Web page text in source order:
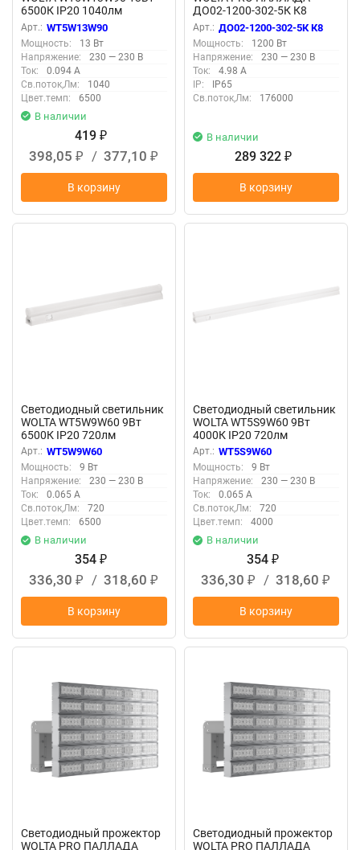
6500К IP20 1040лм
соединяемый в линию
Арт.: WT5W13W90
Мощность:
13 Вт
Напряжение:
230 — 230 В
Ток:
0.094 А
Св.поток,Лм:
1040
Цвет.темп:
6500
В наличии
419 ₽
398,05 ₽ / 377,10 ₽
В корзину
ДО02-1200-302-5К К8
Прозрачный
Арт.: ДО02-1200-302-5К К8
Мощность:
1200 Вт
Напряжение:
230 — 230 В
Ток:
4.98 А
IP:
IP65
Св.поток,Лм:
176000
В наличии
289 322 ₽
В корзину
Светодиодный светильник
WOLTA WT5W9W60 9Вт
6500К IP20 720лм
соединяемый в линию
Арт.: WT5W9W60
Мощность:
9 Вт
Напряжение:
230 — 230 В
Ток:
0.065 А
Св.поток,Лм:
720
Цвет.темп:
6500
В наличии
354 ₽
336,30 ₽ / 318,60 ₽
В корзину
Светодиодный светильник
WOLTA WT5S9W60 9Вт
4000К IP20 720лм
соединяемый в линию
Арт.: WT5S9W60
Мощность:
9 Вт
Напряжение:
230 — 230 В
Ток:
0.065 А
Св.поток,Лм:
720
Цвет.темп:
4000
В наличии
354 ₽
336,30 ₽ / 318,60 ₽
В корзину
Светодиодный прожектор
WOLTA PRO ПАЛЛАДА
Светодиодный прожектор
WOLTA PRO ПАЛЛАДА